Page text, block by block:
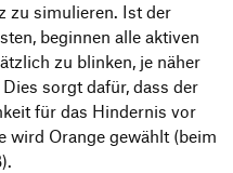
zu simulieren. Ist der
beginnen alle aktiven
zu blinken, je näher
sorgt dafür, dass der
für das Hindernis vor
wird Orange gewählt (beim